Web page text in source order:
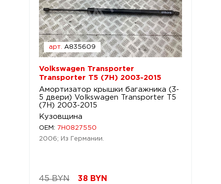
арт. A835609
Volkswagen Transporter
Transporter T5 (7H) 2003-2015
Амортизатор крышки багажника (3-
5 двери) Volkswagen Transporter T5
(7H) 2003-2015
Кузовщина
OEM:
7H0827550
2006; Из Германии.
45 BYN 38 BYN